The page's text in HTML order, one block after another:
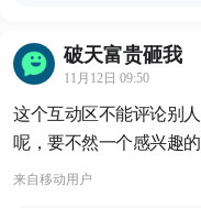
破天富贵砸我
11月12日 09:50
这个互动区不能评论别
呢，要不然一个感兴趣
来自移动用户